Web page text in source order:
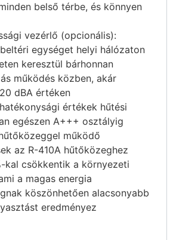
belső térbe, és könnyen
vezérlő (opcionális):
egységet helyi hálózaton
keresztül bárhonnan
működés közben, akár
dBA értéken
értékek hűtési
egészen A+++ osztályig
működő
az R-410A hűtőközeghez
kal csökkentik a környezeti
a magas energia
köszönhetően alacsonyabb
eredményez